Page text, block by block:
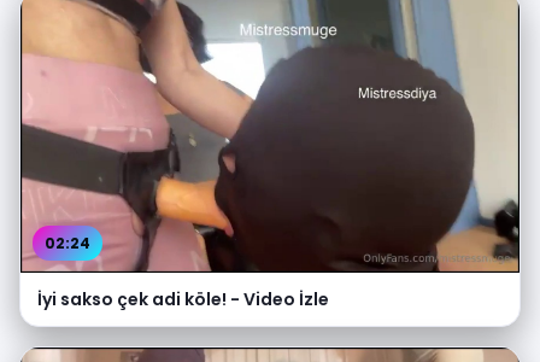
02:24
İyi sakso çek adi köle! - Video İzle